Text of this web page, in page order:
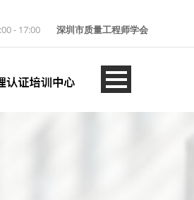
- 17:00 深圳市质量工程师学会